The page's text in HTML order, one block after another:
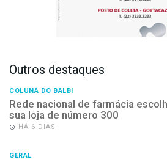
Outros destaques
COLUNA DO BALBI
Rede nacional de farmácia
sua loja de número 300
HÁ 6 DIAS
GERAL